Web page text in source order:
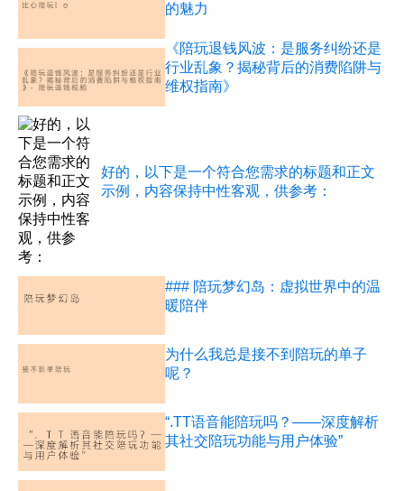
的魅力
《陪玩退钱风波：是服务纠纷还是
行业乱象？揭秘背后的消费陷阱与
维权指南》
好的，以下是一个符合您需求的标题和正文
示例，内容保持中性客观，供参考：
### 陪玩梦幻岛：虚拟世界中的温
暖陪伴
为什么我总是接不到陪玩的单子
呢？
“.TT语音能陪玩吗？——深度解析
其社交陪玩功能与用户体验”